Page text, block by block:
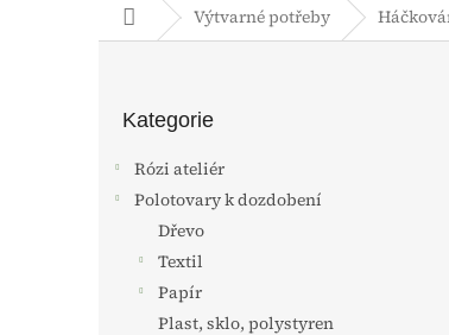
Domů Výtvarné potřeby
kategorie
Kategorie
Rózi ateliér
Polotovary k dozdobení
Dřevo
Textil
Papír
Plast, sklo, polystyren